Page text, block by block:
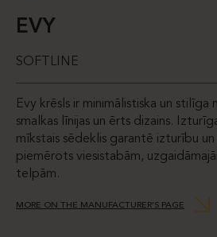
EVY
SOFTLINE
Evy krēsls ir minimālistiska un
smalkas līnijas un ērts dizains.
mīkstais sēdeklis garantē izturību
piemērots viesistabām,
telpām.
MORE ON THE MANUFACTURER’S PAGE